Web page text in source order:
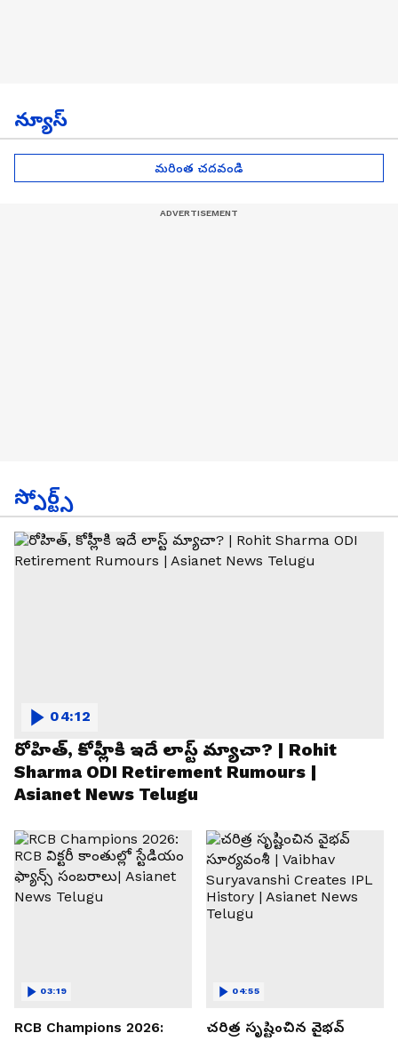
న్యూస్
మరింత చదవండి
స్పోర్ట్స్
రోహిత్, కోహ్లీకి ఇదే లాస్ట్ మ్యాచా? | Rohit
Sharma ODI Retirement Rumours |
Asianet News Telugu
04:12
RCB Champions 2026:
03:19
చరిత్ర సృష్టించిన వైభవ్
04:55